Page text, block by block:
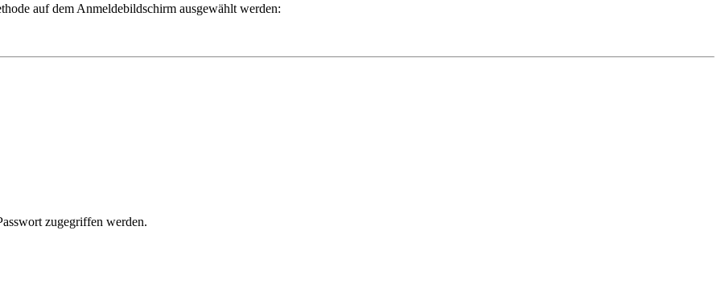
auf dem Anmeldebildschirm ausgewählt werden:
zugegriffen werden.